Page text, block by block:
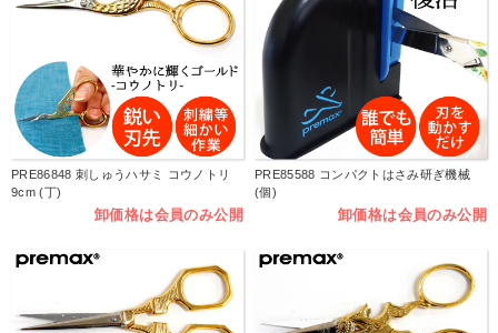
PRE86848 刺しゅうハサミ コウノトリ
9cm (丁)
卸価格は会員のみ公開
PRE85588 コンパクトはさみ研ぎ機械
(個)
卸価格は会員のみ公開